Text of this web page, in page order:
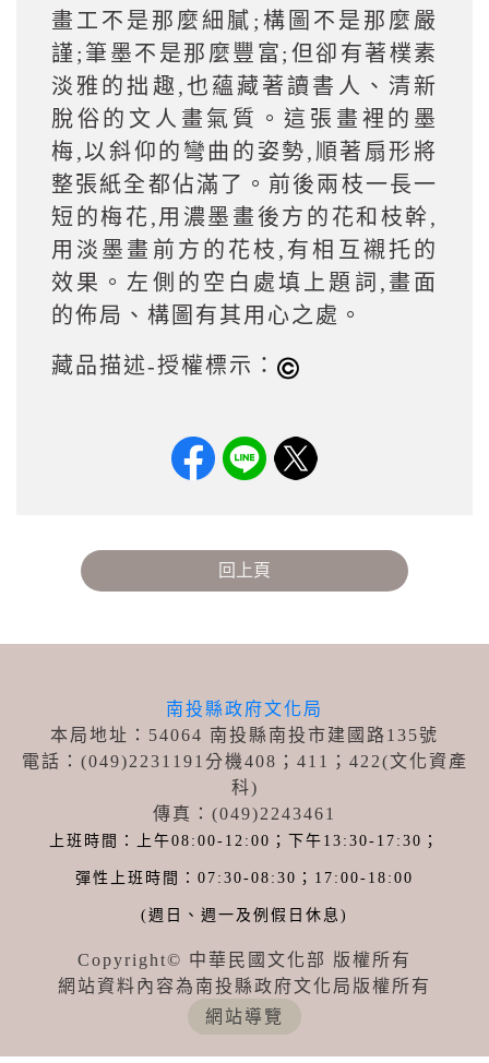
畫工不是那麼細膩;構圖不是那麼嚴
謹;筆墨不是那麼豐富;但卻有著樸素
淡雅的拙趣,也蘊藏著讀書人、清新
脫俗的文人畫氣質。這張畫裡的墨
梅,以斜仰的彎曲的姿勢,順著扇形將
整張紙全都佔滿了。前後兩枝一長一
短的梅花,用濃墨畫後方的花和枝幹,
用淡墨畫前方的花枝,有相互襯托的
效果。左側的空白處填上題詞,畫面
的佈局、構圖有其用心之處。
藏品描述-授權標示：
回上頁
南投縣政府文化局
本局地址：54064 南投縣南投市建國路135號
電話：(049)2231191分機408；411
；422(文化資產
科)
傳真：(049)2243461
上班時間：上午08:00-12:00；下午13:30-17:30；
彈性上班時間：07:30-08:30；17:00-18:00
(週日、週一及例假日休息)
Copyright© 中華民國文化部 版權所有
網站資料內容為南投縣政府文化局版權所有
網站導覽